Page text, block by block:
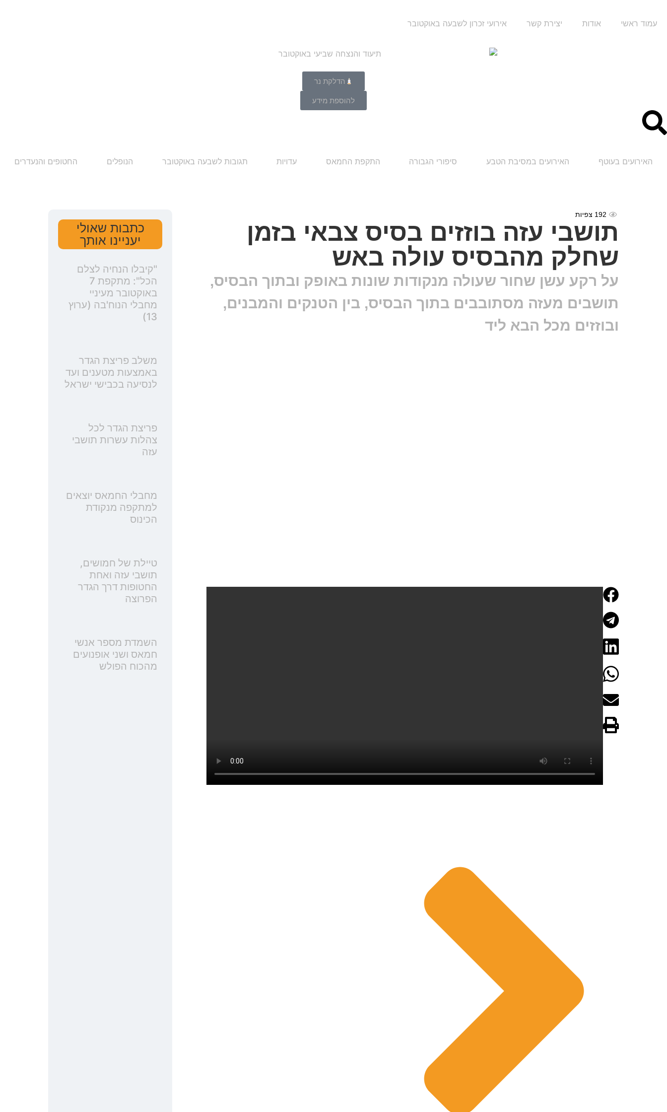
עמוד ראשי אודות יצירת קשר אירועי זכרון לשבעה באוקטובר
הדלקת נר
להוספת מידע
האירועים בעוטף האירועים במסיבת הטבע סיפורי הגבורה התקפת החמאס עדויות תגובות לשבעה באוקטובר הנופלים החטופים והנעדרים
192 צפיות
תושבי עזה בוזזים בסיס צבאי בזמן
שחלק מהבסיס עולה באש
על רקע עשן שחור שעולה מנקודות שונות באופק ובתוך הבסיס,
תושבים מעזה מסתובבים בתוך הבסיס, בין הטנקים והמבנים,
ובוזזים מכל הבא ליד
כתבות שאולי
יעניינו אותך
"קיבלו הנחיה לצלם
הכל": מתקפת 7
באוקטובר מעיניי
מחבלי הנוח'בה (ערוץ
13)
משלב פריצת הגדר
באמצעות מטענים ועד
לנסיעה בכבישי ישראל
פריצת הגדר לכל
צהלות עשרות תושבי
עזה
מחבלי החמאס יוצאים
למתקפה מנקודת
הכינוס
טיילת של חמושים,
תושבי עזה ואחת
החטופות דרך הגדר
הפרוצה
השמדת מספר אנשי
חמאס ושני אופנועים
מהכוח הפולש